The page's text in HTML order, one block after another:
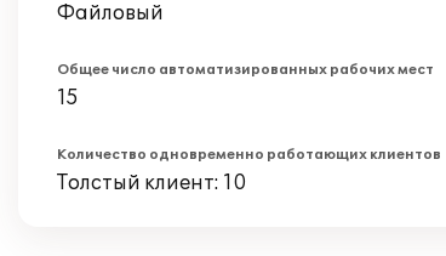
Файловый
Общее число автоматизированных рабочих мест
15
Количество одновременно работающих клиентов
Толстый клиент: 10